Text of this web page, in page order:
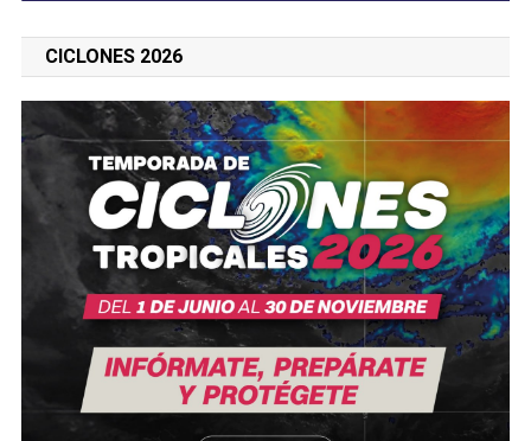
CICLONES 2026